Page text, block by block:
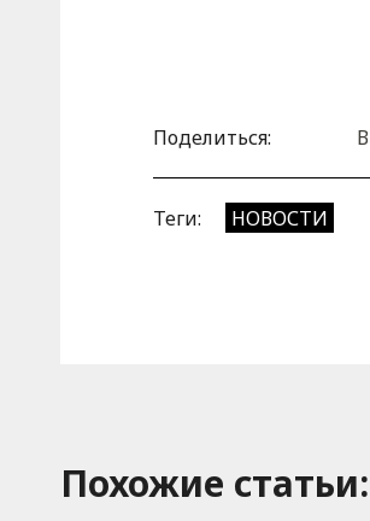
Поделиться:
Теги: НОВОСТИ
Похожие cтатьи: